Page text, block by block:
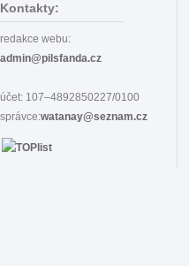
Kontakty:
redakce webu:
admin@pilsfanda.cz
účet: 107–4892850227/0100
správce:watanay@seznam.cz